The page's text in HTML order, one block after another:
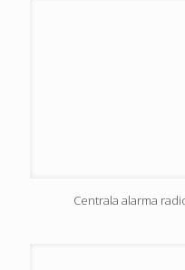
Centrala alarma